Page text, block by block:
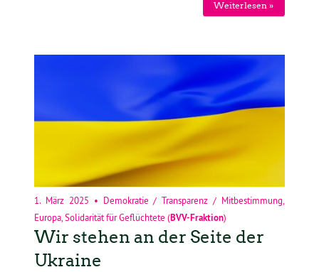
Weiterlesen »
1. März 2025 • Demokratie / Transparenz / Mitbestimmung
Europa Solidarität für Geflüchtete (BVV-Fraktion)
Wir stehen an der Seite der
Ukraine